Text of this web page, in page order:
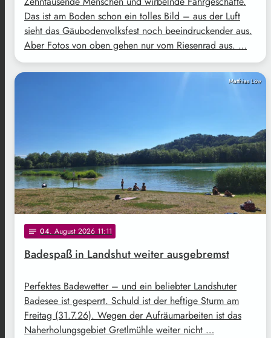
Das ist am Boden schon ein tolles Bild – aus der Luft
sieht das Gäubodenvolksfest noch beeindruckender aus.
Aber Fotos von oben gehen nur vom Riesenrad aus. …
Matthias Löw
notes 04. August 2026 11:11
Badespaß in Landshut weiter ausgebremst
Perfektes Badewetter – und ein beliebter Landshuter
Badesee ist gesperrt. Schuld ist der heftige Sturm am
Freitag (31.7.26). Wegen der Aufräumarbeiten ist das
Naherholungsgebiet Gretlmühle weiter nicht …